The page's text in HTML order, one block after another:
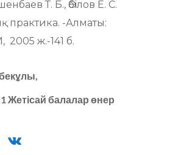
Т. Б., Әбілов Е. С.
практика. -Алматы:
ж.-141 б.
балалар өнер
W